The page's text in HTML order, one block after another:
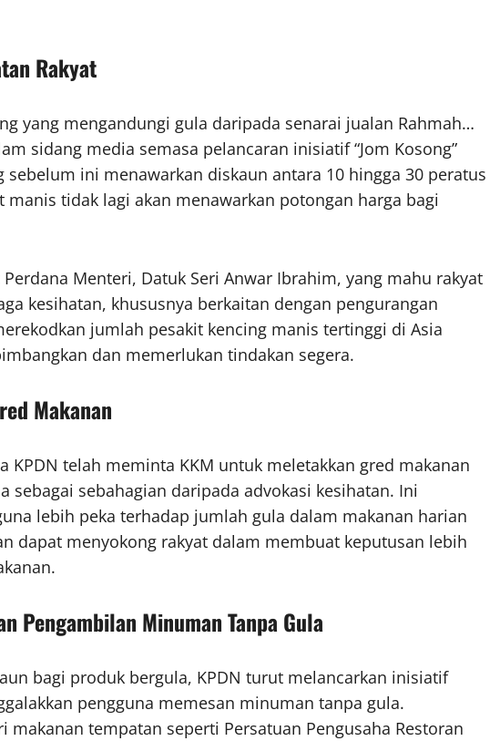
Rakyat
yang mengandungi gula daripada senarai jualan Rahmah…
sidang media semasa pelancaran inisiatif “Jom Kosong”
sebelum ini menawarkan diskaun antara 10 hingga 30 peratus
tidak lagi akan menawarkan potongan harga bagi
Menteri, Datuk Seri Anwar Ibrahim, yang mahu rakyat
kesihatan, khususnya berkaitan dengan pengurangan
jumlah pesakit kencing manis tertinggi di Asia
dan memerlukan tindakan segera.
Makanan
KPDN telah meminta KKM untuk meletakkan gred makanan
sebagai sebahagian daripada advokasi kesihatan. Ini
lebih peka terhadap jumlah gula dalam makanan harian
dapat menyokong rakyat dalam membuat keputusan lebih
Pengambilan Minuman Tanpa Gula
bagi produk bergula, KPDN turut melancarkan inisiatif
pengguna memesan minuman tanpa gula.
tempatan seperti Persatuan Pengusaha Restoran